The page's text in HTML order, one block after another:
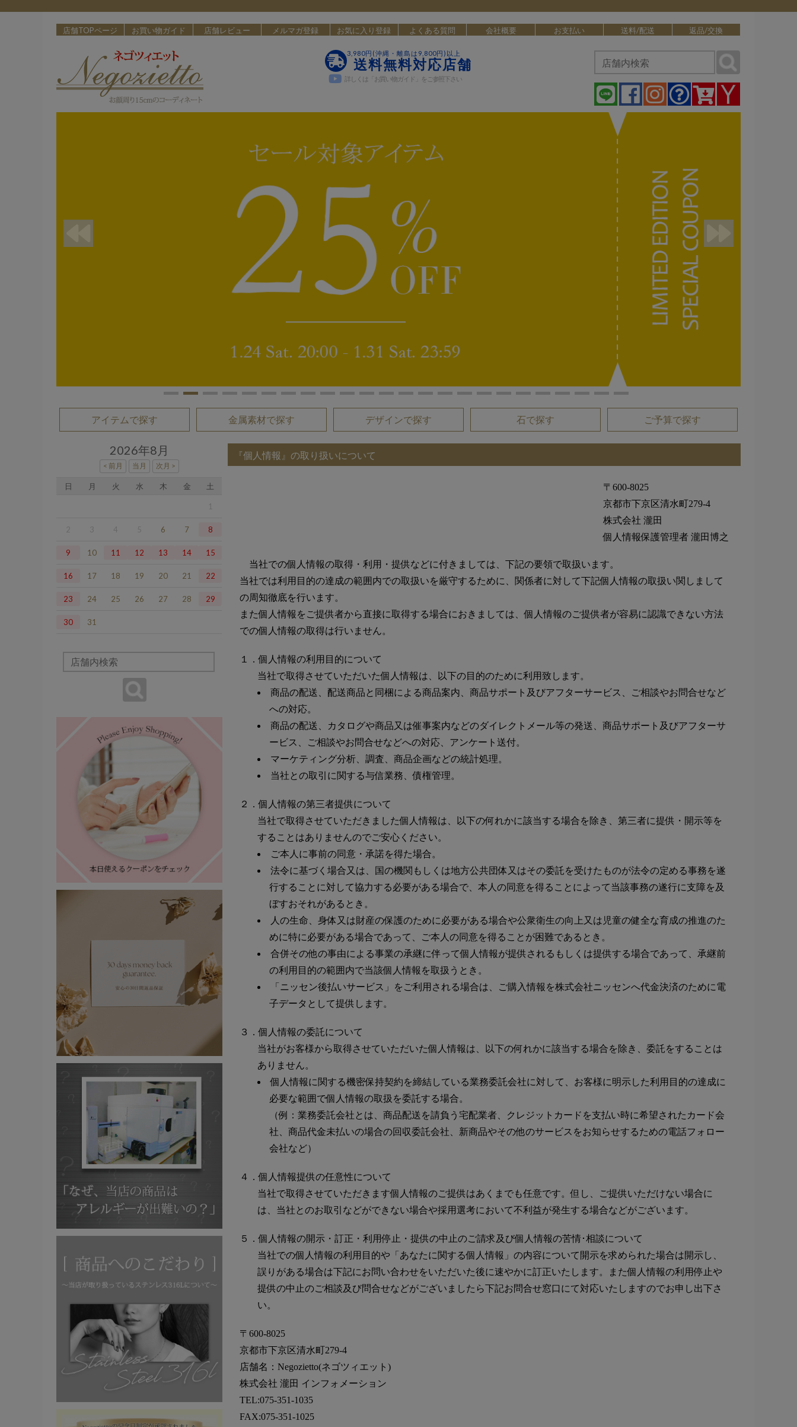
店舗TOPページ お買い物ガイド 店舗レビュー メルマガ登録 お気に入り登録 よくある質問 会社概要 お支払い 送料/配送 返品/交換
3,980円(沖縄・離島は9,800円)以上
送料無料対応店舗
詳しくは「お買い物ガイド」をご参照下さい
アイテムで探す 金属素材で探す デザインで探す 石で探す ご予算で探す
2026年8月
日 月 火 水 木 金 土
1
2 3 4 5 6 7 8
9 10 11 12 13 14 15
16 17 18 19 20 21 22
23 24 25 26 27 28 29
30 31
『個人情報』の取り扱いについて
〒600-8025
京都市下京区清水町279-4
株式会社 瀧田
個人情報保護管理者 瀧田博之
当社での個人情報の取得・利用・提供などに付きましては、下記の要領で取扱います。
当社では利用目的の達成の範囲内での取扱いを厳守するために、関係者に対して下記個人情報の取扱い関しまして
の周知徹底を行います。
また個人情報をご提供者から直接に取得する場合におきましては、個人情報のご提供者が容易に認識できない方法
での個人情報の取得は行いません。
１．個人情報の利用目的について
当社で取得させていただいた個人情報は、以下の目的のために利用致します。
商品の配送、配送商品と同梱による商品案内、商品サポート及びアフターサービス、ご相談やお問合せなど
への対応。
商品の配送、カタログや商品又は催事案内などのダイレクトメール等の発送、商品サポート及びアフターサ
ービス、ご相談やお問合せなどへの対応、アンケート送付。
マーケティング分析、調査、商品企画などの統計処理。
当社との取引に関する与信業務、債権管理。
２．個人情報の第三者提供について
当社で取得させていただきました個人情報は、以下の何れかに該当する場合を除き、第三者に提供・開示等を
することはありませんのでご安心ください。
ご本人に事前の同意・承諾を得た場合。
法令に基づく場合又は、国の機関もしくは地方公共団体又はその委託を受けたものが法令の定める事務を遂
行することに対して協力する必要がある場合で、本人の同意を得ることによって当該事務の遂行に支障を及
ぼすおそれがあるとき。
人の生命、身体又は財産の保護のために必要がある場合や公衆衛生の向上又は児童の健全な育成の推進のた
めに特に必要がある場合であって、ご本人の同意を得ることが困難であるとき。
合併その他の事由による事業の承継に伴って個人情報が提供されるもしくは提供する場合であって、承継前
の利用目的の範囲内で当該個人情報を取扱うとき。
「ニッセン後払いサービス」をご利用される場合は、ご購入情報を株式会社ニッセンへ代金決済のために電
子データとして提供します。
３．個人情報の委託について
当社がお客様から取得させていただいた個人情報は、以下の何れかに該当する場合を除き、委託をすることは
ありません。
個人情報に関する機密保持契約を締結している業務委託会社に対して、お客様に明示した利用目的の達成に
必要な範囲で個人情報の取扱を委託する場合。
（例：業務委託会社とは、商品配送を請負う宅配業者、クレジットカードを支払い時に希望されたカード会
社、商品代金未払いの場合の回収委託会社、新商品やその他のサービスをお知らせするための電話フォロー
会社など）
４．個人情報提供の任意性について
当社で取得させていただきます個人情報のご提供はあくまでも任意です。但し、ご提供いただけない場合に
は、当社とのお取引などができない場合や採用選考において不利益が発生する場合などがございます。
５．個人情報の開示・訂正・利用停止・提供の中止のご請求及び個人情報の苦情･相談について
当社での個人情報の利用目的や「あなたに関する個人情報」の内容について開示を求められた場合は開示し、
誤りがある場合は下記にお問い合わせをいただいた後に速やかに訂正いたします。また個人情報の利用停止や
提供の中止のご相談及び問合せなどがございましたら下記お問合せ窓口にて対応いたしますのでお申し出下さ
い。
〒600-8025
京都市下京区清水町279-4
店舗名：Negozietto(ネゴツィエット)
株式会社 瀧田 インフォメーション
TEL:075-351-1035
FAX:075-351-1025